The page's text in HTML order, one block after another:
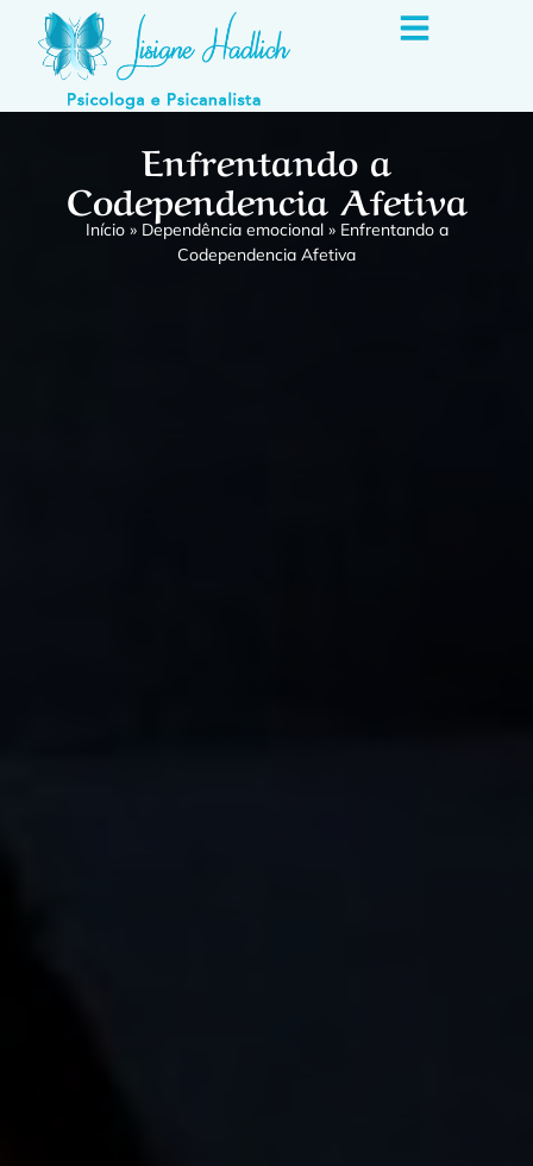
Enfrentando a
Codependencia Afetiva
Início» Dependência emocional» Enfrentando a
Codependencia Afetiva